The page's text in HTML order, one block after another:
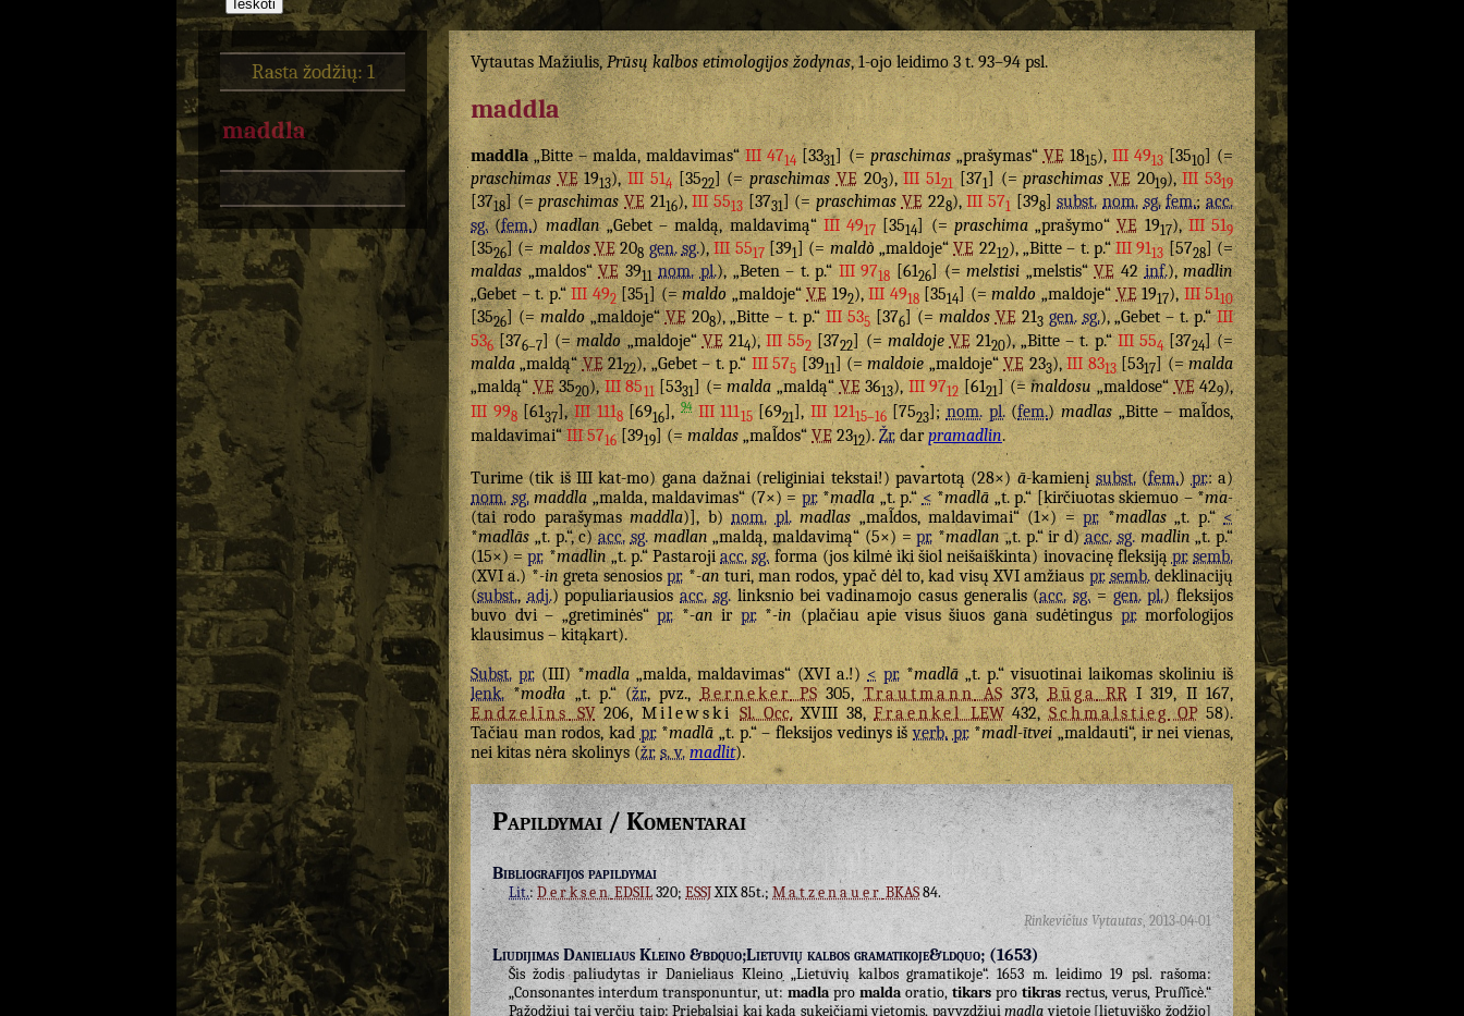
Rasta žodžių: 1
maddla
Vytautas Mažiulis,Prūsų kalbos etimologijos žodynas, 1-ojo leidimo 3 t. 93–94 psl.
maddla
maddla„Bitte – malda, maldavimas“III 4714 [3331] (=praschimas„prašymas“VE1815),III 4913[3510] (=
praschimas VE1913),III 514[3522] (=praschimas VE203),III 5121[371] (=praschimas VE2019),III 5319
[3718] (=praschimas VE 2116),III 5513[3731] (=praschimas VE228),III 571 [398]subst. nom. sg. fem.;acc.
sg.(fem.)madlan„Gebet – maldą, maldavimą“III 4917[3514] (=praschima„prašymo“VE1917),III 519
[3526] (=maldos VE208 gen. sg.),III 5517[391] (=maldò „maldoje“VE 2212), „Bitte – t. p.“III 9113[5728] (=
maldas„maldos“VE3911 nom. pl.), „Beten – t. p.“III 9718 [6126] (=melstisi„melstis“VE42inf.),madlin
„Gebet – t. p.“III 492[351] (=maldo„maldoje“VE192),III 4918[3514] (=maldo„maldoje“VE1917),III 5110
[3526] (=maldo„maldoje“VE208), „Bitte – t. p.“III 535 [376] (= maldos VE213 gen. sg.), „Gebet – t. p.“III
536[376–7] (=maldo„maldoje“VE214),III 552[3722] (=maldoje VE2120), „Bitte – t. p.“III 554[3724] (=
malda „maldą“VE2122), „Gebet – t. p.“ III 575 [3911] (=maldoie„maldoje“VE233),III 8313[5317] (=malda
„maldą“VE3520),III 8511[5331] (=malda„maldą“ VE3613), III 9712 [6121] (=maldosu„maldose“VE429),
III 998[6137],III 1118[6916],94 III 11115[6921 ],III 12115–16[7523 ];nom. pl.(fem.)madlas„Bitte – mal̃dos,
maldavimai“III 5716[3919] (=maldas„mal̃dos“VE2312).Žr.darpramadlin.
Turime (tik iš III kat-mo) gana dažnai (religiniai tekstai!) pavartotą (28×)ā-kamienįsubst.(fem.)pr.: a)
nom. sg. maddla„malda, maldavimas“ (7×) = pr.*madla„t. p.“<*madlā„t. p.“ [kirčiuotas skiemuo – *ma-
(tai rodo parašymasmaddla)], b)nom. pl. madlas„mal̃dos, maldavimai“ (1×) =pr.*madlas„t. p.“<
*madlās„t. p.“, c)acc. sg. madlan „maldą, maldavimą“ (5×) =pr.*madlan„t. p.“ ir d)acc. sg. madlin„t. p.“
(15×) =pr.*madlin„t. p.“ Pastarojiacc. sg.forma (jos kilmė iki šiol neišaiškinta) inovacinę fleksijąpr. semb.
(XVI a.) *-ingreta senosiospr.*-anturi, man rodos, ypač dėl to, kad visų XVI amžiaus pr. semb.deklinacijų
(subst.,adj.) populiariausiosacc. sg.linksnio bei vadinamojo casus generalis (acc. sg.=gen. pl.) fleksijos
buvo dvi – „gretiminės“pr.*-anir pr.*-in (plačiau apie visus šiuos gana sudėtinguspr.morfologijos
klausimus – kitąkart).
Subst. pr.(III) *madla„malda, maldavimas“ (XVI a.!)< pr. *madlā„t. p.“ visuotinai laikomas skoliniu iš
lenk.*modła„t. p.“ (žr., pvz.,BernekerPS305,TrautmannAS373, BūgaRRI 319, II 167,
EndzelīnsSV206, Milewski Sl. Occ.XVIII 38,FraenkelLEW432,SchmalstiegOP58).
Tačiau man rodos, kadpr.*madlā„t. p.“ – fleksijos vedinys išverb. pr.*madl-ītvei„maldauti“, ir nei vienas,
nei kitas nėra skolinys (žr. s. v. madlit).
Papildymai / Komentarai
Bibliografijos papildymai
Lit.:DerksenEDSIL320; ESSJXIX 85t.;Matzenauer BKAS84.
Rinkevičius Vytautas ,2013-04-01
Liudijimas Danieliaus Kleino &bdquo;Lietuvių kalbos gramatikoje&ldquo; (1653)
Šis žodis paliudytas ir Danieliaus Kleino „Lietuvių kalbos gramatikoje“. 1653 m. leidimo 19 psl. rašoma:
„Consonantes interdum transponuntur, ut: madlapro maldaoratio, tikarsprotikrasrectus, verus, Pruſſicè.“
Pažodžiui tai verčiu taip: Priebalsiai kai kada sukeičiami vietomis, pavyzdžiuimadlavietoje [lietuviško žodžio]